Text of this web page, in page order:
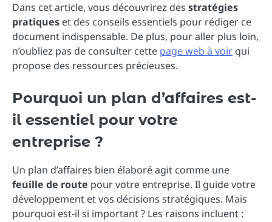
Dans cet article, vous découvrirez des stratégies
pratiques et des conseils essentiels pour rédiger ce
document indispensable. De plus, pour aller plus loin,
n’oubliez pas de consulter cette page web à voir qui
propose des ressources précieuses.
Pourquoi un plan d’affaires est-
il essentiel pour votre
entreprise ?
Un plan d’affaires bien élaboré agit comme une
feuille de route pour votre entreprise. Il guide votre
développement et vos décisions stratégiques. Mais
pourquoi est-il si important ? Les raisons incluent :